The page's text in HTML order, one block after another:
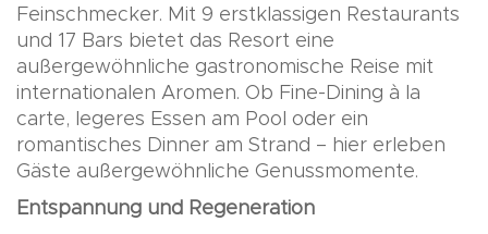
Feinschmecker. Mit 9 erstklassigen Restaurants
und 17 Bars bietet das Resort eine
außergewöhnliche gastronomische Reise mit
internationalen Aromen. Ob Fine-Dining à la
carte, legeres Essen am Pool oder ein
romantisches Dinner am Strand – hier erleben
Gäste außergewöhnliche Genussmomente.
Entspannung und Regeneration